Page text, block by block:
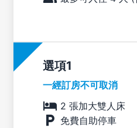
選項
一經訂房不可取消
2 張加大雙人床
免費自助停車